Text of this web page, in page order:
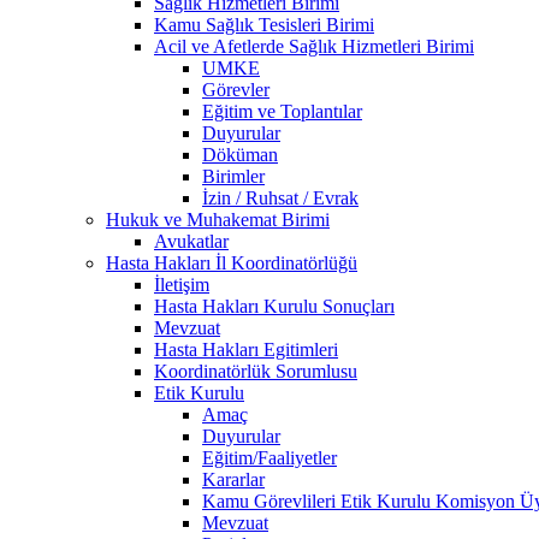
Kamu Sağlık Tesisleri Birimi
Acil ve Afetlerde Sağlık Hizmetleri Birimi
UMKE
Görevler
Eğitim ve Toplantılar
Duyurular
Döküman
Birimler
İzin / Ruhsat / Evrak
Hukuk ve Muhakemat Birimi
Avukatlar
Hasta Hakları İl Koordinatörlüğü
İletişim
Hasta Hakları Kurulu Sonuçları
Mevzuat
Hasta Hakları Egitimleri
Koordinatörlük Sorumlusu
Etik Kurulu
Amaç
Duyurular
Eğitim/Faaliyetler
Kararlar
Kamu Görevlileri Etik Kurulu Komisyon
Mevzuat